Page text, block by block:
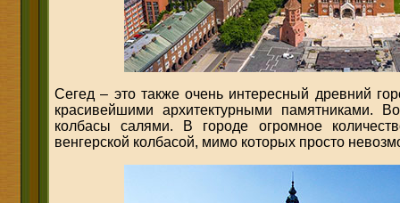
Сегед – это также очень интересный древний
красивейшими архитектурными памятниками.
колбасы салями. В городе огромное
венгерской колбасой, мимо которых просто